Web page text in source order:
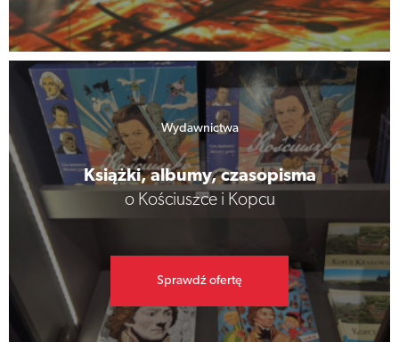
Wydawnictwa
Książki, albumy, czasopisma
o Kościuszce i Kopcu
Sprawdź ofertę